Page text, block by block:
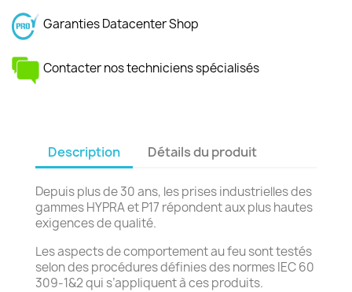
Garanties Datacenter Shop
Contacter nos techniciens spécialisés
Description Détails du produit
Depuis plus de 30 ans, les prises industrielles des
gammes HYPRA et P17 répondent aux plus hautes
exigences de qualité.
Les aspects de comportement au feu sont testés
selon des procédures définies des normes IEC 60
309-1&2 qui s’appliquent à ces produits.